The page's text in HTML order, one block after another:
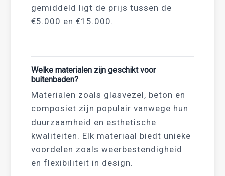
gemiddeld ligt de prijs tussen de
€5.000 en €15.000.
Welke materialen zijn geschikt voor
buitenbaden?
Materialen zoals glasvezel, beton en
composiet zijn populair vanwege hun
duurzaamheid en esthetische
kwaliteiten. Elk materiaal biedt unieke
voordelen zoals weerbestendigheid
en flexibiliteit in design.